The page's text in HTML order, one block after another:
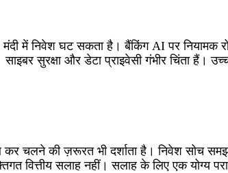
में निवेश घट सकता है। बैंकिंग AI पर नियामक
सुरक्षा और डेटा प्राइवेसी गंभीर चिंता हैं।
कर चलने की ज़रूरत भी दर्शाता है। निवेश
वित्तीय सलाह नहीं। सलाह के लिए एक योग्य